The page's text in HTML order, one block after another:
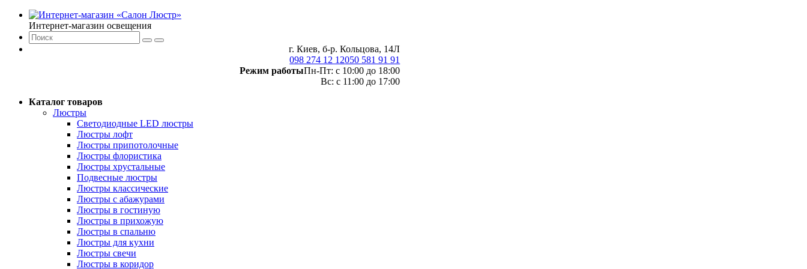
Интернет-магазин освещения
г. Киев, б-р. Кольцова, 14Л
098 274 12 12050 581 91 91
Режим работыПн-Пт: с 10:00 до 18:00
Вс: с 11:00 до 17:00
Каталог товаров
Люстры
Светодиодные LED люстры
Люстры лофт
Люстры припотолочные
Люстры флористика
Люстры хрустальные
Подвесные люстры
Люстры классические
Люстры с абажурами
Люстры в гостиную
Люстры в прихожую
Люстры в спальню
Люстры для кухни
Люстры свечи
Люстры в коридор